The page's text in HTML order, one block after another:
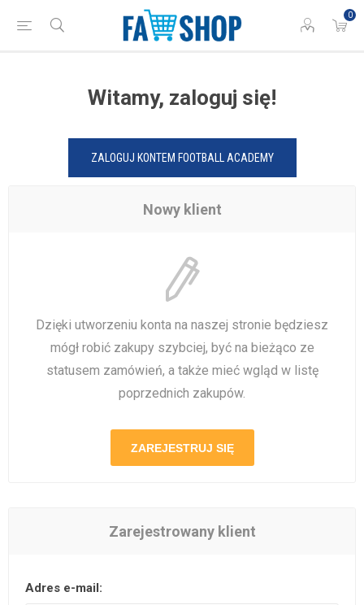
0
Witamy, zaloguj się!
ZALOGUJ KONTEM FOOTBALL ACADEMY
Nowy klient
Dzięki utworzeniu konta na naszej stronie będziesz
mógł robić zakupy szybciej, być na bieżąco ze
statusem zamówień, a także mieć wgląd w listę
poprzednich zakupów.
ZAREJESTRUJ SIĘ
Zarejestrowany klient
Adres e-mail: